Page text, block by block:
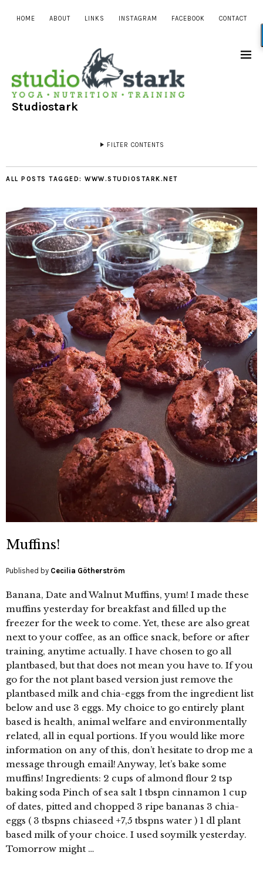
HOME ABOUT LINKS INSTAGRAM FACEBOOK CONTACT
Studiostark
FILTER CONTENTS
ALL POSTS TAGGED: WWW.STUDIOSTARK.NET
Muffins!
Published by Cecilia Götherström
Banana, Date and Walnut Muffins, yum! I made these
muffins yesterday for breakfast and filled up the
freezer for the week to come. Yet, these are also great
next to your coffee, as an office snack, before or after
training, anytime actually. I have chosen to go all
plantbased, but that does not mean you have to. If you
go for the not plant based version just remove the
plantbased milk and chia-eggs from the ingredient list
below and use 3 eggs. My choice to go entirely plant
based is health, animal welfare and environmentally
related, all in equal portions. If you would like more
information on any of this, don’t hesitate to drop me a
message through email! Anyway, let’s bake some
muffins! Ingredients: 2 cups of almond flour 2 tsp
baking soda Pinch of sea salt 1 tbspn cinnamon 1 cup
of dates, pitted and chopped 3 ripe bananas 3 chia-
eggs ( 3 tbspns chiaseed +7,5 tbspns water ) 1 dl plant
based milk of your choice. I used soymilk yesterday.
Tomorrow might …